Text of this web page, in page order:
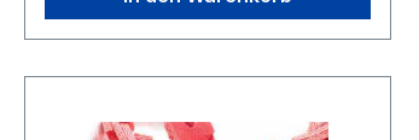
Rollenlänge: 30, 10 bzw. 2